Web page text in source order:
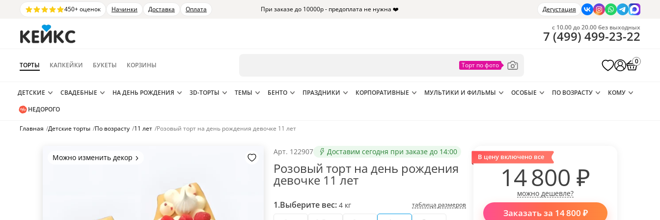
450+ оценок Начинки Доставка Оплата При заказе до 10000р - предоплата не нужна ❤️ Дегустация
ТОРТЫ КАПКЕЙКИ БУКЕТЫ КОРЗИНЫ
с 10.00 до 20.00 без выходных
7 (499) 499-23-22
0
ДЕТСКИЕ СВАДЕБНЫЕ НА ДЕНЬ РОЖДЕНИЯ 3D-ТОРТЫ ТЕМЫ БЕНТО ПРАЗДНИКИ КОРПОРАТИВНЫЕ МУЛЬТИКИ И ФИЛЬМЫ ОСОБЫЕ ПО ВОЗРАСТУ
КОМУ
НЕДОРОГО
Главная /Детские торты /По возрасту /11 лет /Розовый торт на день рождения девочке 11 лет
Можно изменить декор
Арт. 122907 Доставим сегодня при заказе до 14:00
Розовый торт на день рождения
девочке 11 лет
1.Выберите вес: 4 кг таблица размеров
В цену включено все
14 800 ₽
можно дешевле?
Заказать за 14 800 ₽